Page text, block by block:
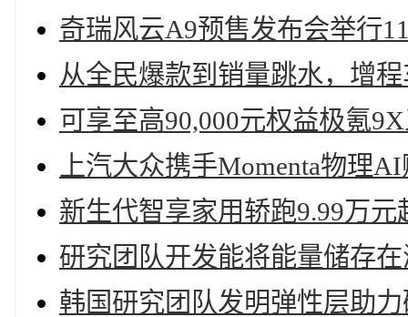
奇瑞风云A9预售发布会举行
从全民爆款到销量跳水，增
可享至高90,000元权益极氪
上汽大众携手Momenta物理
新生代智享家用轿跑9.99万
研究团队开发能将能量储存
韩国研究团队发明弹性层助